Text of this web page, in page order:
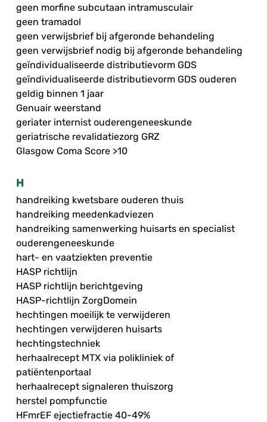
geen morfine subcutaan intramusculair
geen tramadol
geen verwijsbrief bij afgeronde behandeling
geen verwijsbrief nodig bij afgeronde behandeling
geïndividualiseerde distributievorm GDS
geïndividualiseerde distributievorm GDS ouderen
geldig binnen 1 jaar
Genuair weerstand
geriater internist ouderengeneeskunde
geriatrische revalidatiezorg GRZ
Glasgow Coma Score >10
H
handreiking kwetsbare ouderen thuis
handreiking meedenkadviezen
handreiking samenwerking huisarts en specialist
ouderengeneeskunde
hart- en vaatziekten preventie
HASP richtlijn
HASP richtlijn berichtgeving
HASP-richtlijn ZorgDomein
hechtingen moeilijk te verwijderen
hechtingen verwijderen huisarts
hechtingstechniek
herhaalrecept MTX via polikliniek of
patiëntenportaal
herhaalrecept signaleren thuiszorg
herstel pompfunctie
HFmrEF ejectiefractie 40-49%